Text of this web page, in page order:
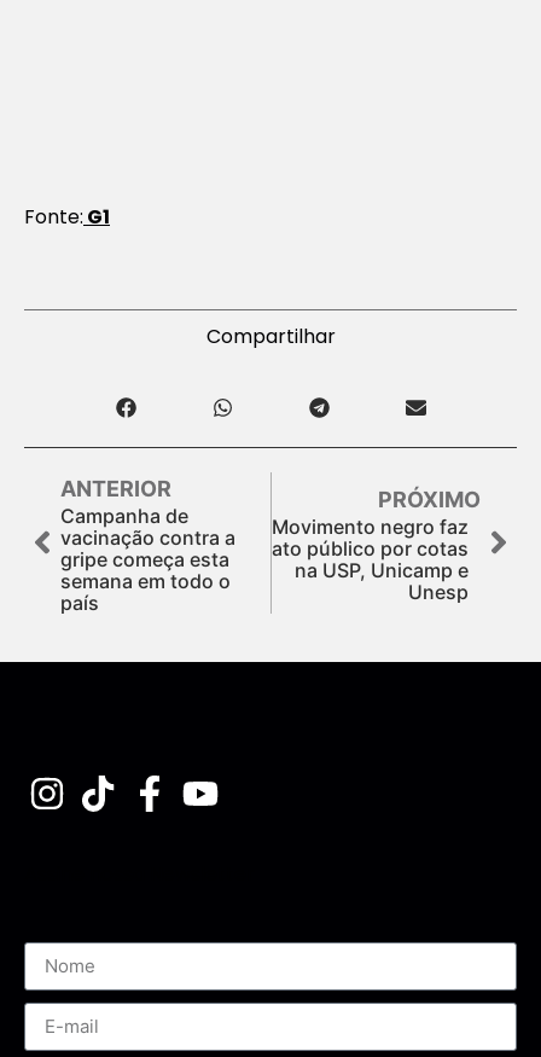
Fonte: G1
Compartilhar
ANTERIOR
Campanha de
vacinação contra a
gripe começa esta
semana em todo o
país
PRÓXIMO
Movimento negro faz
ato público por cotas
na USP, Unicamp e
Unesp